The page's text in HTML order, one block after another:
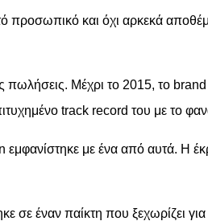
και όχι αρκεκά
πωλήσεις. Μέχρι το 2015, το
track record του με το
με ένα από αυτά. Η
έναν παίκτη που ξεχωρίζει